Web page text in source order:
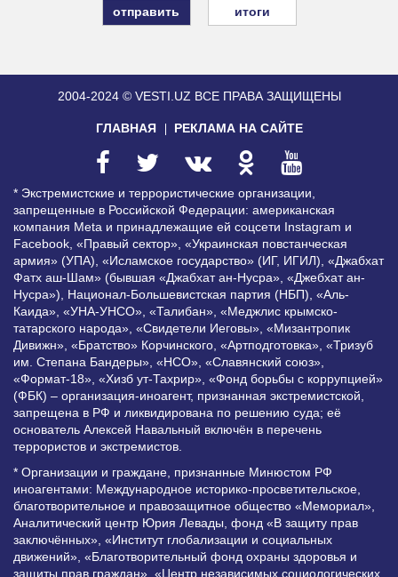
итоги
2004-2024 © VESTI.UZ ВСЕ ПРАВА ЗАЩИЩЕНЫ
ГЛАВНАЯ РЕКЛАМА НА САЙТЕ
* Экстремистские и террористические организации,
запрещенные в Российской Федерации: американская
компания Meta и принадлежащие ей соцсети Instagram и
Facebook, «Правый сектор», «Украинская повстанческая
армия» (УПА), «Исламское государство» (ИГ, ИГИЛ), «Джабхат
Фатх аш-Шам» (бывшая «Джабхат ан-Нусра», «Джебхат ан-
Нусра»), Национал-Большевистская партия (НБП), «Аль-
Каида», «УНА-УНСО», «Талибан», «Меджлис крымско-
татарского народа», «Свидетели Иеговы», «Мизантропик
Дивижн», «Братство» Корчинского, «Артподготовка», «Тризуб
им. Степана Бандеры», «НСО», «Славянский союз»,
«Формат-18», «Хизб ут-Тахрир», «Фонд борьбы с коррупцией»
(ФБК) – организация-иноагент, признанная экстремистской,
запрещена в РФ и ликвидирована по решению суда; её
основатель Алексей Навальный включён в перечень
террористов и экстремистов.
* Организации и граждане, признанные Минюстом РФ
иноагентами: Международное историко-просветительское,
благотворительное и правозащитное общество «Мемориал»,
Аналитический центр Юрия Левады, фонд «В защиту прав
заключённых», «Институт глобализации и социальных
движений», «Благотворительный фонд охраны здоровья и
защиты прав граждан», «Центр независимых социологических